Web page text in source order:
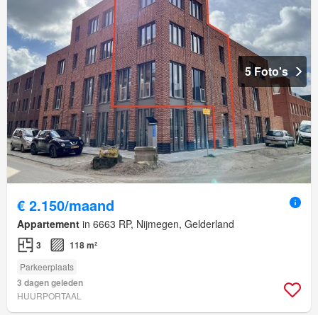
5 Foto's
€ 2.150/maand
Appartement in 6663 RP, Nijmegen, Gelderland
3 118 m²
Parkeerplaats
3 dagen geleden
HUURPORTAAL